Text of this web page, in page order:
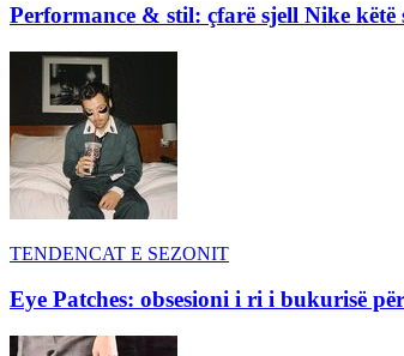
Performance & stil: çfarë sjell Nike këtë
TENDENCAT E SEZONIT
Eye Patches: obsesioni i ri i bukurisë